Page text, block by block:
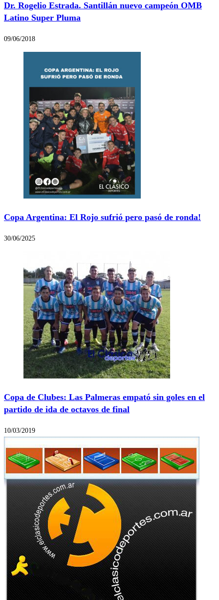
Dr. Rogelio Estrada. Santillán nuevo campeón OMB
Latino Super Pluma
09/06/2018
Copa Argentina: El Rojo sufrió pero pasó de ronda!
30/06/2025
Copa de Clubes: Las Palmeras empató sin goles en el
partido de ida de octavos de final
10/03/2019